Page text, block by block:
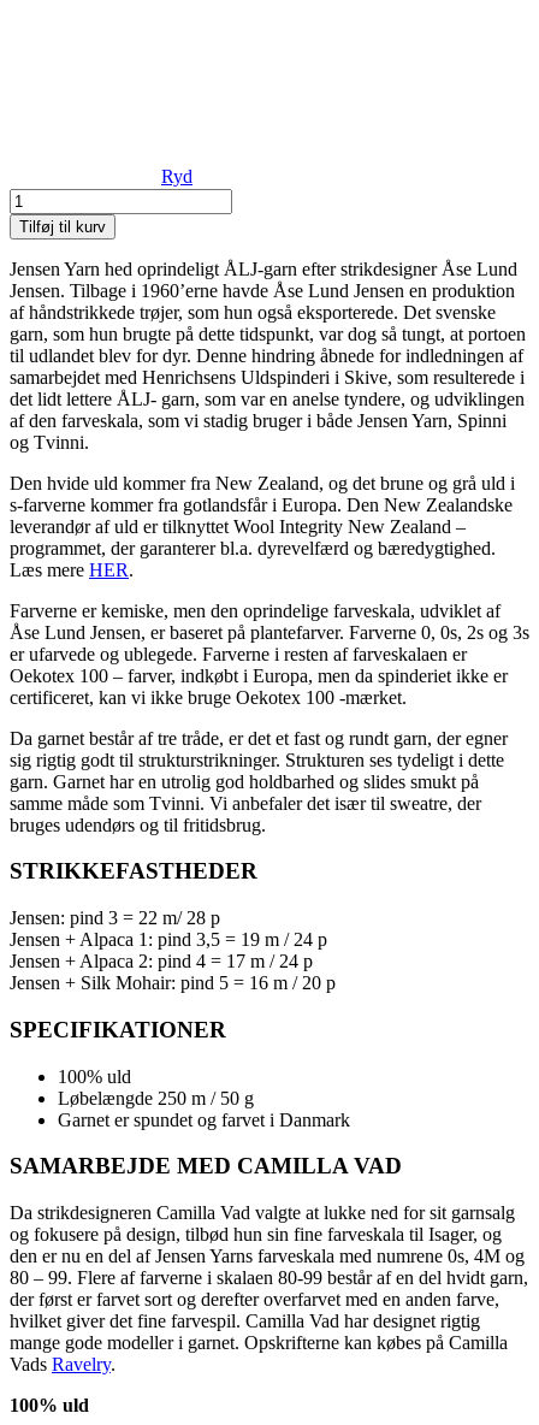
Ryd
Isager
-
Jensen
Yarn
antal
Tilføj til kurv
Jensen Yarn hed oprindeligt ÅLJ-garn efter strikdesigner Åse Lund
Jensen. Tilbage i 1960’erne havde Åse Lund Jensen en produktion
af håndstrikkede trøjer, som hun også eksporterede. Det svenske
garn, som hun brugte på dette tidspunkt, var dog så tungt, at portoen
til udlandet blev for dyr. Denne hindring åbnede for indledningen af
samarbejdet med Henrichsens Uldspinderi i Skive, som resulterede i
det lidt lettere ÅLJ- garn, som var en anelse tyndere, og udviklingen
af den farveskala, som vi stadig bruger i både Jensen Yarn, Spinni
og Tvinni.
Den hvide uld kommer fra New Zealand, og det brune og grå uld i
s-farverne kommer fra gotlandsfår i Europa. Den New Zealandske
leverandør af uld er tilknyttet Wool Integrity New Zealand –
programmet, der garanterer bl.a. dyrevelfærd og bæredygtighed.
Læs mere HER.
Farverne er kemiske, men den oprindelige farveskala, udviklet af
Åse Lund Jensen, er baseret på plantefarver. Farverne 0, 0s, 2s og 3s
er ufarvede og ublegede. Farverne i resten af farveskalaen er
Oekotex 100 – farver, indkøbt i Europa, men da spinderiet ikke er
certificeret, kan vi ikke bruge Oekotex 100 -mærket.
Da garnet består af tre tråde, er det et fast og rundt garn, der egner
sig rigtig godt til strukturstrikninger. Strukturen ses tydeligt i dette
garn. Garnet har en utrolig god holdbarhed og slides smukt på
samme måde som Tvinni. Vi anbefaler det især til sweatre, der
bruges udendørs og til fritidsbrug.
STRIKKEFASTHEDER
Jensen: pind 3 = 22 m/ 28 p
Jensen + Alpaca 1: pind 3,5 = 19 m / 24 p
Jensen + Alpaca 2: pind 4 = 17 m / 24 p
Jensen + Silk Mohair: pind 5 = 16 m / 20 p
SPECIFIKATIONER
100% uld
Løbelængde 250 m / 50 g
Garnet er spundet og farvet i Danmark
SAMARBEJDE MED CAMILLA VAD
Da strikdesigneren Camilla Vad valgte at lukke ned for sit garnsalg
og fokusere på design, tilbød hun sin fine farveskala til Isager, og
den er nu en del af Jensen Yarns farveskala med numrene 0s, 4M og
80 – 99. Flere af farverne i skalaen 80-99 består af en del hvidt garn,
der først er farvet sort og derefter overfarvet med en anden farve,
hvilket giver det fine farvespil. Camilla Vad har designet rigtig
mange gode modeller i garnet. Opskrifterne kan købes på Camilla
Vads Ravelry.
100% uld